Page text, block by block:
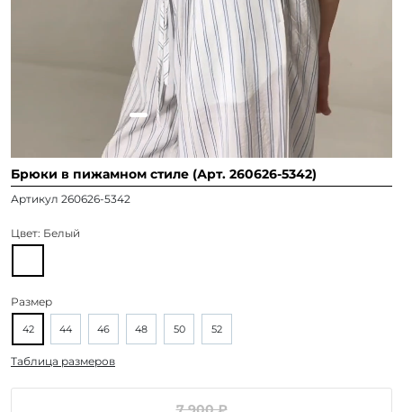
Брюки в пижамном стиле (Арт. 260626-5342)
Артикул 260626-5342
Цвет: Белый
Размер
42 44 46 48 50 52
Таблица размеров